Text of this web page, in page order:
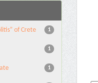
1
of Crete
1
1